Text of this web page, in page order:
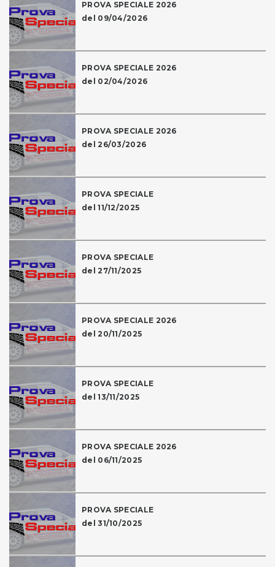
PROVA SPECIALE 2026
del 09/04/2026
PROVA SPECIALE 2026
del 02/04/2026
PROVA SPECIALE 2026
del 26/03/2026
PROVA SPECIALE
del 11/12/2025
PROVA SPECIALE
del 27/11/2025
PROVA SPECIALE 2026
del 20/11/2025
PROVA SPECIALE
del 13/11/2025
PROVA SPECIALE 2026
del 06/11/2025
PROVA SPECIALE
del 31/10/2025